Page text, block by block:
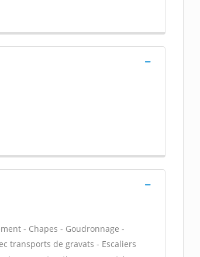
- Chapes - Goudronnage -
transports de gravats - Escaliers